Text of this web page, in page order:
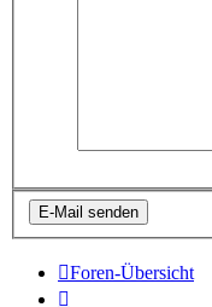
Foren-Übersicht